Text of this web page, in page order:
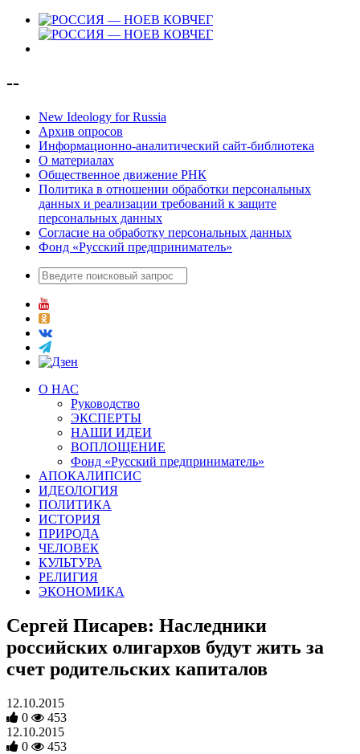
--
New Ideology for Russia
Архив опросов
Информационно-аналитический сайт-библиотека
О материалах
Общественное движение РНК
Политика в отношении обработки персональных
данных и реализации требований к защите
персональных данных
Согласие на обработку персональных данных
Фонд «Русский предприниматель»
О НАС
Руководство
ЭКСПЕРТЫ
НАШИ ИДЕИ
ВОПЛОЩЕНИЕ
Фонд «Русский предприниматель»
АПОКАЛИПСИС
ИДЕОЛОГИЯ
ПОЛИТИКА
ИСТОРИЯ
ПРИРОДА
ЧЕЛОВЕК
КУЛЬТУРА
РЕЛИГИЯ
ЭКОНОМИКА
Сергей Писарев: Наследники
российских олигархов будут жить за
счет родительских капиталов
12.10.2015
0
453
12.10.2015
0
453